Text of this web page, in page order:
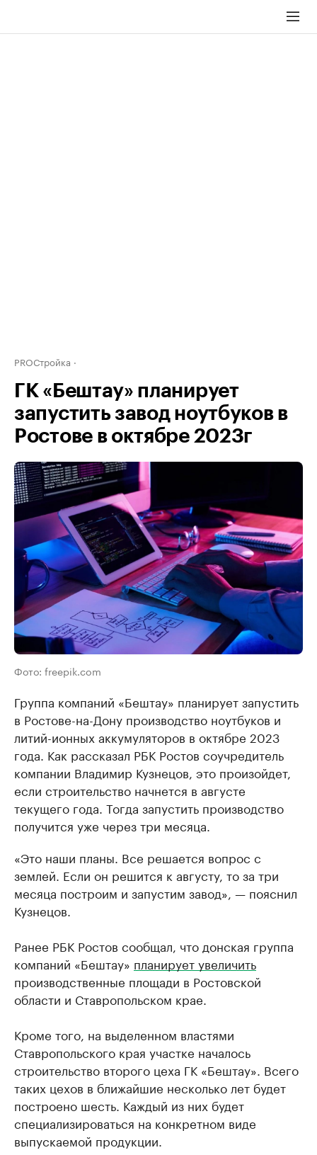
PROСтройка
ГК «Бештау» планирует
запустить завод ноутбуков в
Ростове в октябре 2023г
Фото: freepik.com
Группа компаний «Бештау» планирует запустить
в Ростове-на-Дону производство ноутбуков и
литий-ионных аккумуляторов в октябре 2023
года. Как рассказал РБК Ростов соучредитель
компании Владимир Кузнецов, это произойдет,
если строительство начнется в августе
текущего года. Тогда запустить производство
получится уже через три месяца.
«Это наши планы. Все решается вопрос с
землей. Если он решится к августу, то за три
месяца построим и запустим завод», — пояснил
Кузнецов.
Ранее РБК Ростов сообщал, что донская группа
компаний «Бештау» планирует увеличить
производственные площади в Ростовской
области и Ставропольском крае.
Кроме того, на выделенном властями
Ставропольского края участке началось
строительство второго цеха ГК «Бештау». Всего
таких цехов в ближайшие несколько лет будет
построено шесть. Каждый из них будет
специализироваться на конкретном виде
выпускаемой продукции.